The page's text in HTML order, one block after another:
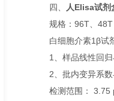
四、
人Elisa试
规格：96T、48T
白细胞介素1β试剂
1、样品线性回归
2、批内变异系数
检测范围： 3.75